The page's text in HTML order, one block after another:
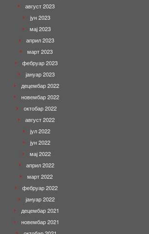
август 2023
јун 2023
мај 2023
април 2023
март 2023
фебруар 2023
јануар 2023
децембар 2022
новембар 2022
октобар 2022
август 2022
јул 2022
јун 2022
мај 2022
април 2022
март 2022
фебруар 2022
јануар 2022
децембар 2021
новембар 2021